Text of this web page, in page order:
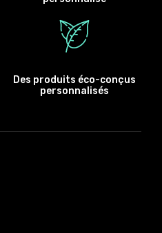
Des produits éco-conçus
personnalisés